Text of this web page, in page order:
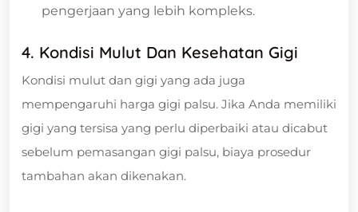
pengerjaan yang lebih kompleks.
4. Kondisi Mulut Dan Kesehatan Gigi
Kondisi mulut dan gigi yang ada juga
mempengaruhi harga gigi palsu. Jika Anda memiliki
gigi yang tersisa yang perlu diperbaiki atau dicabut
sebelum pemasangan gigi palsu, biaya prosedur
tambahan akan dikenakan.